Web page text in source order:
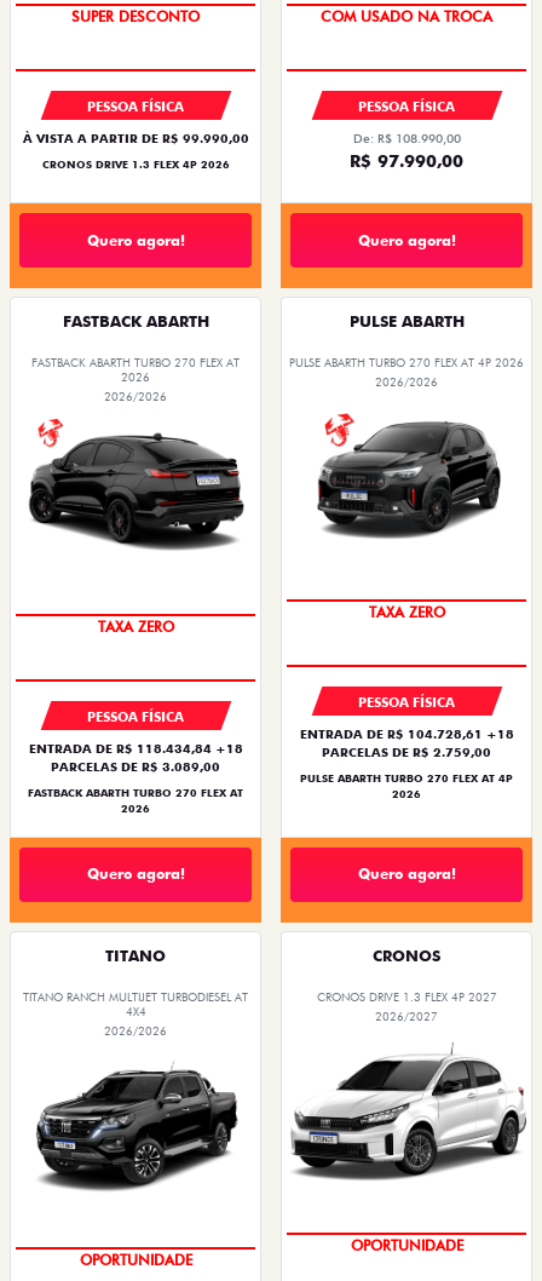
BÔNUS DE ATÉ R$ 14 MIL
PESSOA FÍSICA
À VISTA A PARTIR DE R$ 99.990,00
CRONOS DRIVE 1.3 FLEX 4P 2026
Quero agora!
SUPER DESCONTO
PESSOA FÍSICA
De: R$ 108.990,00
R$ 97.990,00
Quero agora!
FASTBACK ABARTH
FASTBACK ABARTH TURBO 270 FLEX AT
2026
2026/2026
SAIA DE FIAT 0KM
PESSOA FÍSICA
ENTRADA DE R$ 118.434,84 +18
PARCELAS DE R$ 3.089,00
FASTBACK ABARTH TURBO 270 FLEX AT
2026
Quero agora!
PULSE ABARTH
PULSE ABARTH TURBO 270 FLEX AT 4P 2026
2026/2026
SAIA DE FIAT 0KM
PESSOA FÍSICA
ENTRADA DE R$ 104.728,61 +18
PARCELAS DE R$ 2.759,00
PULSE ABARTH TURBO 270 FLEX AT 4P
2026
Quero agora!
TITANO
TITANO RANCH MULTIJET TURBODIESEL AT
4X4
2026/2026
CONDIÇÃO IMPERDÍVEL
CRONOS
CRONOS DRIVE 1.3 FLEX 4P 2027
2026/2027
OPORTUNIDADE